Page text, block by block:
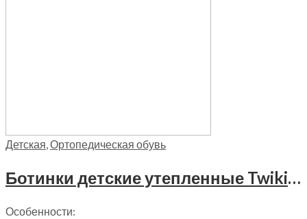
Детская,Ортопедическая обувь
Ботинки детские утепленные Twiki, TW-521-15 цвет фиолетовый металлик
Особенности: